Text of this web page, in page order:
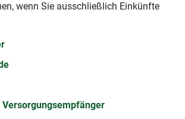
wenn Sie ausschließlich Einkünfte
Versorgungsempfänger